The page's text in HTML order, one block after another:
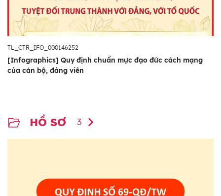
TL_CTR_IFO_000146252
[Infographics] Quy định chuẩn mực đạo đức cách mạng
của cán bộ, đảng viên
HỒ SƠ 3